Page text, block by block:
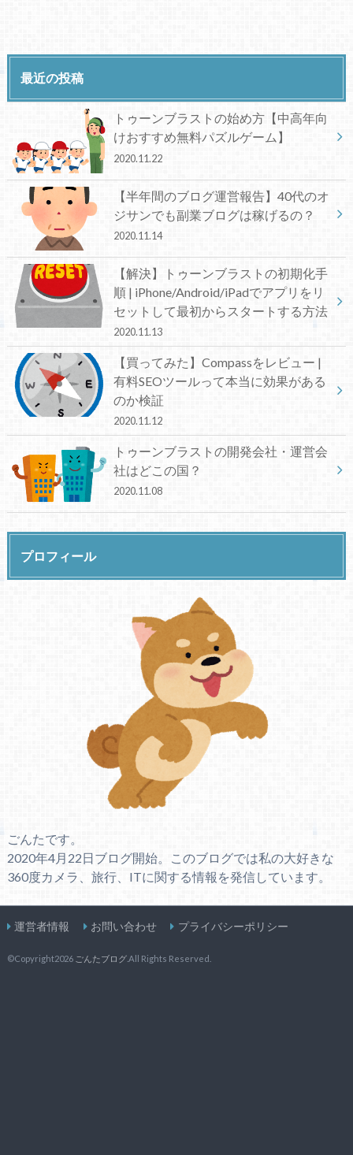
最近の投稿
トゥーンブラストの始め方【中高年向
けおすすめ無料パズルゲーム】
2020.11.22
【半年間のブログ運営報告】40代のオ
ジサンでも副業ブログは稼げるの？
2020.11.14
【解決】トゥーンブラストの初期化手
順 | iPhone/Android/iPadでアプリをリ
セットして最初からスタートする方法
2020.11.13
【買ってみた】Compassをレビュー |
有料SEOツールって本当に効果がある
のか検証
2020.11.12
トゥーンブラストの開発会社・運営会
社はどこの国？
2020.11.08
プロフィール
ごんたです。
2020年4月22日ブログ開始。このブログでは私の大好きな
360度カメラ、旅行、ITに関する情報を発信しています。
運営者情報 お問い合わせ プライバシーポリシー
©Copyright2026 ごんたブログ.All Rights Reserved.